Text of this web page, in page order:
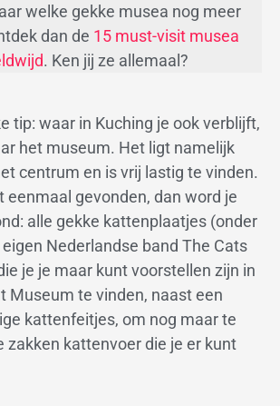
welke gekke musea nog meer
dan de 15 must-visit musea
. Ken jij ze allemaal?
tip: waar in Kuching je ook verblijft,
het museum. Het ligt namelijk
centrum en is vrij lastig te vinden.
eenmaal gevonden, dan word je
alle gekke kattenplaatjes (onder
Nederlandse band The Cats
je je maar kunt voorstellen zijn in
Museum te vinden, naast een
kattenfeitjes, om nog maar te
zakken kattenvoer die je er kunt